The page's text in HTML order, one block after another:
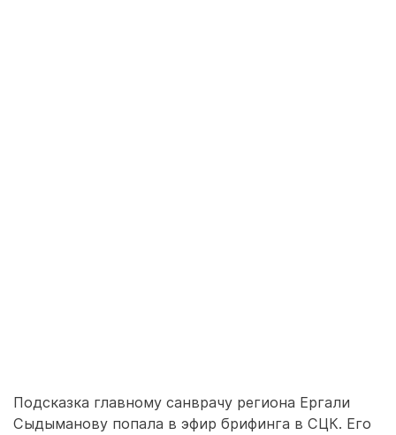
Подсказка главному санврачу региона Ергали
Сыдыманову попала в эфир брифинга в СЦК. Его